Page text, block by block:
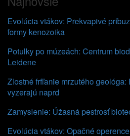
Evolúcia vtákov: Prekvapivé
formy kenozoika
Potulky po múzeách: Centrum
Leidene
Zlostné frfľanie mrzutého
vyzerajú naprd
Zamyslenie: Úžasná pestrosť
Evolúcia vtákov: Opačné